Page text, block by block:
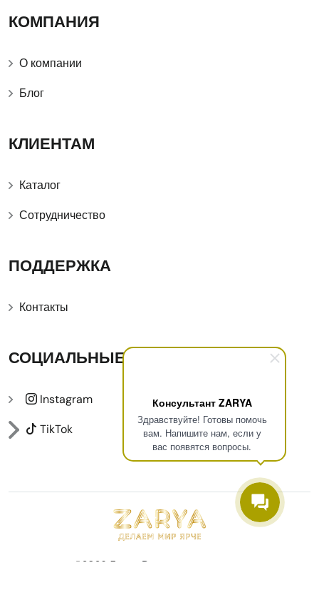
Консультант ZARYA
Здравствуйте! Готовы помочь
вам. Напишите нам, если у
вас появятся вопросы.
КОМПАНИЯ
О компании
Блог
КЛИЕНТАМ
Каталог
Сотрудничество
ПОДДЕРЖКА
Контакты
СОЦИАЛЬНЫЕ
Instagram
TikTok
©2026 Zarya . Все права защищены.